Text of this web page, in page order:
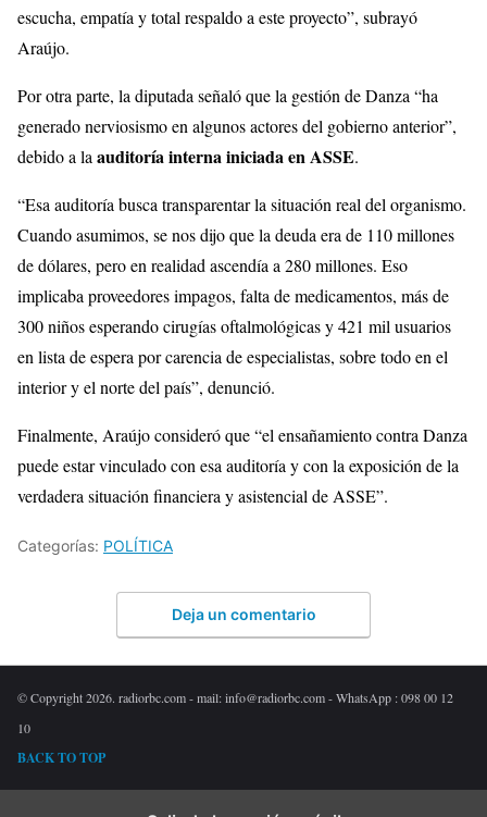
escucha, empatía y total respaldo a este proyecto”, subrayó
Araújo.
Por otra parte, la diputada señaló que la gestión de Danza “ha
generado nerviosismo en algunos actores del gobierno anterior”,
debido a la auditoría interna iniciada en ASSE.
“Esa auditoría busca transparentar la situación real del organismo.
Cuando asumimos, se nos dijo que la deuda era de 110 millones
de dólares, pero en realidad ascendía a 280 millones. Eso
implicaba proveedores impagos, falta de medicamentos, más de
300 niños esperando cirugías oftalmológicas y 421 mil usuarios
en lista de espera por carencia de especialistas, sobre todo en el
interior y el norte del país”, denunció.
Finalmente, Araújo consideró que “el ensañamiento contra Danza
puede estar vinculado con esa auditoría y con la exposición de la
verdadera situación financiera y asistencial de ASSE”.
Categorías: POLÍTICA
Deja un comentario
© Copyright 2026. radiorbc.com - mail: info@radiorbc.com - WhatsApp : 098 00 12
10
BACK TO TOP